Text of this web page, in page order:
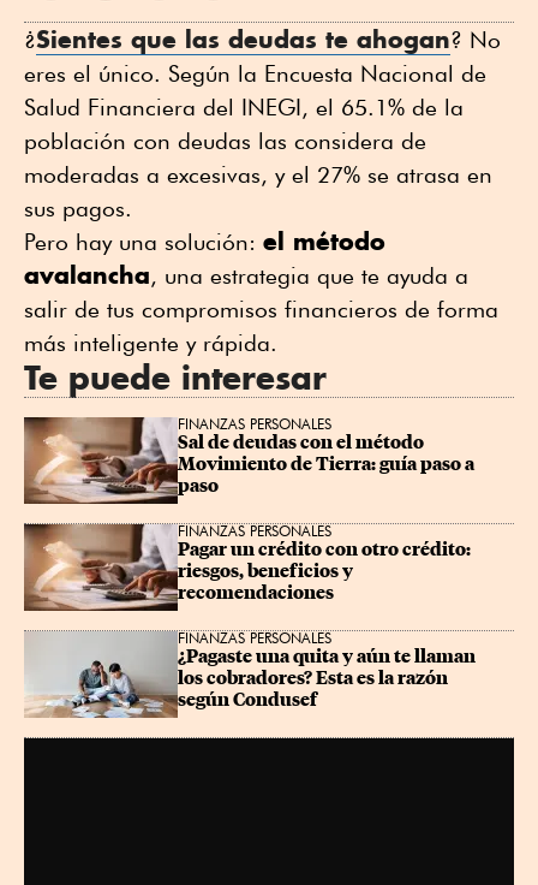
¿Sientes que las deudas te ahogan? No
eres el único. Según la Encuesta Nacional de
Salud Financiera del INEGI, el 65.1% de la
población con deudas las considera de
moderadas a excesivas, y el 27% se atrasa en
sus pagos.
Pero hay una solución: el método
avalancha, una estrategia que te ayuda a
salir de tus compromisos financieros de forma
más inteligente y rápida.
Te puede interesar
FINANZAS PERSONALES
Sal de deudas con el método
Movimiento de Tierra: guía paso a
paso
FINANZAS PERSONALES
Pagar un crédito con otro crédito:
riesgos, beneficios y
recomendaciones
FINANZAS PERSONALES
¿Pagaste una quita y aún te llaman
los cobradores? Esta es la razón
según Condusef